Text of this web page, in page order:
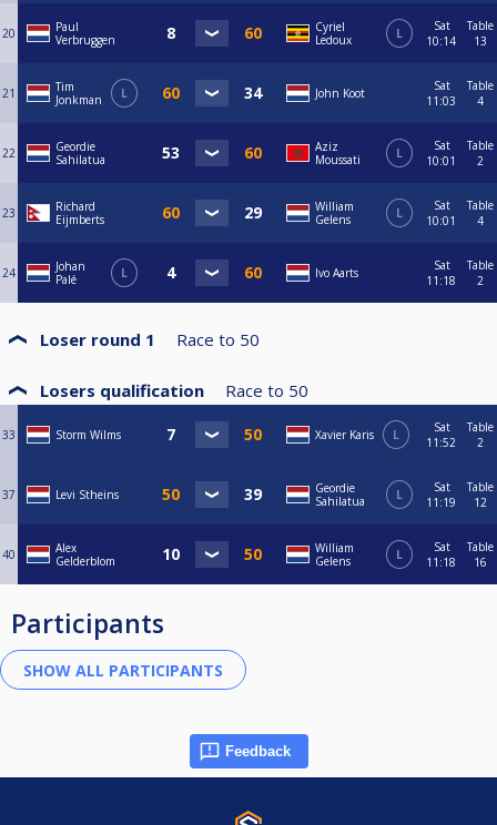
20
Paul
Verbruggen
Cyriel
Ledoux
L
Sat
10:14
Table
13
21
Tim
Jonkman
L John Koot
Sat
11:03
Table
4
22
Geordie
Sahilatua
Aziz
Moussati
L
Sat
10:01
Table
2
23
Richard
Eijmberts
William
Gelens
L
Sat
10:01
Table
4
24
Johan
Palé
L Ivo Aarts
Sat
11:18
Table
2
Loser round 1 Race to 50
Losers qualification Race to 50
33 Storm Wilms Xavier Karis L
Sat
11:52
Table
2
37 Levi Stheins
Geordie
Sahilatua
L
Sat
11:19
Table
12
40
Alex
Gelderblom
William
Gelens
L
Sat
11:18
Table
16
Participants
Feedback